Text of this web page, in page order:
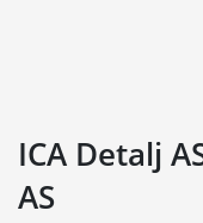
ICA Detalj
AS